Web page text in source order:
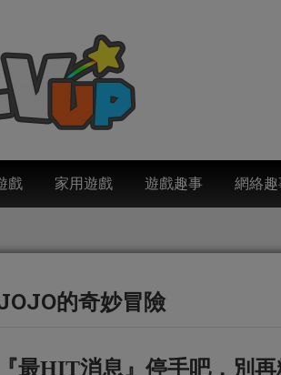
戲 家用遊戲 遊戲趣事 網絡趣
的奇妙冒險
『最HIT消息』停手吧，別